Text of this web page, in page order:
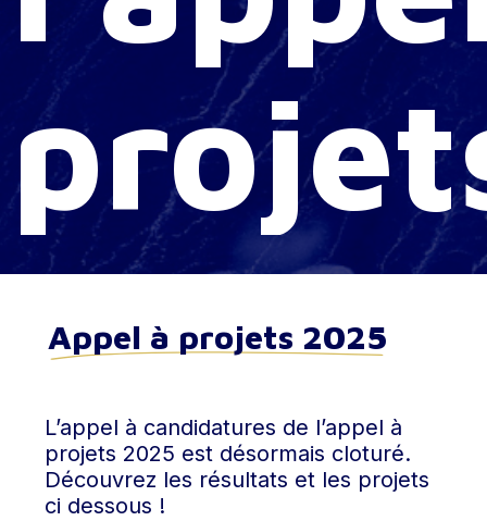
Appel à projets 2025
L’appel à candidatures de l’appel à
projets 2025 est désormais cloturé.
Découvrez les résultats et les projets
ci dessous !